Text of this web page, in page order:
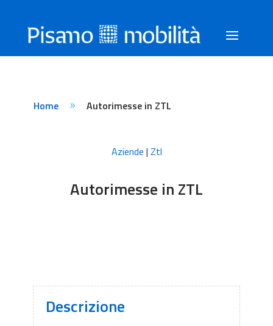
Home 9 Autorimesse in ZTL
Aziende | Ztl
Autorimesse in ZTL
Descrizione